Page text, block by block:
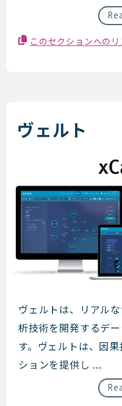
このセクションへの
ヴェルト
ヴェルト
ヴェルトは、リアル
析技術を開発するデ
す。ヴェルトは、因
ションを提供し ...